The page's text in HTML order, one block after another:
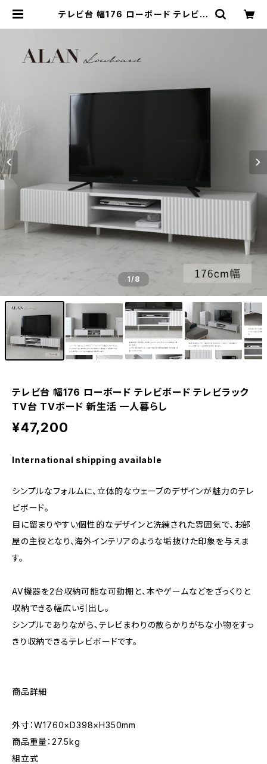
テレビ台 幅176 ローボード テレビボ
1/8
テレビ台 幅176 ローボード テレビボード テレビラック
TV台 TVボード 新生活 一人暮らし
¥47,200
International shipping available
シンプルなフォルムに、立体的なウェーブのデザインが魅力のテレ
ビボード。
目に留まりやすい個性的なデザインと洗練された雰囲気で、お部
屋の主役となり、海外インテリアのような垢抜けた印象を与えま
す。
AV機器を2台収納可能な可動棚と、本やゲームなどをざっくりと
収納できる幅広い引出し。
シンプルでありながら、テレビまわりの散らかりがちな小物をすっ
きり収納できるテレビボードです。
商品詳細
外寸：W1760×D398×H350mm
商品重量：27.5kg
組立式